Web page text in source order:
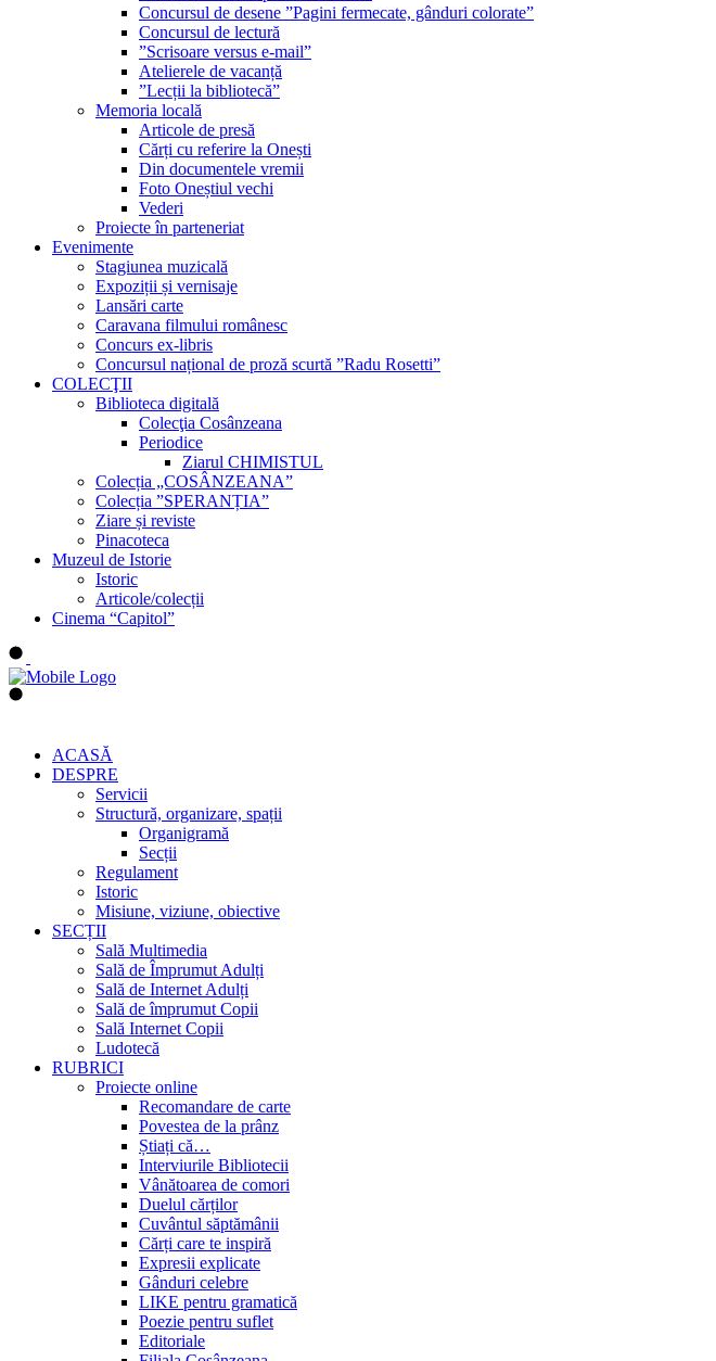
Concursul de desene ”Pagini fermecate, gânduri colorate”
Concursul de lectură
”Scrisoare versus e-mail”
Atelierele de vacanță
”Lecții la bibliotecă”
Memoria locală
Articole de presă
Cărți cu referire la Onești
Din documentele vremii
Foto Oneștiul vechi
Vederi
Proiecte în parteneriat
Evenimente
Stagiunea muzicală
Expoziții și vernisaje
Lansări carte
Caravana filmului românesc
Concurs ex-libris
Concursul național de proză scurtă ”Radu Rosetti”
COLECŢII
Biblioteca digitală
Colecţia Cosânzeana
Periodice
Ziarul CHIMISTUL
Colecția „COSÂNZEANA”
Colecția ”SPERANȚIA”
Ziare și reviste
Pinacoteca
Muzeul de Istorie
Istoric
Articole/colecții
Cinema “Capitol”
ACASĂ
DESPRE
Servicii
Structură, organizare, spații
Organigramă
Secții
Regulament
Istoric
Misiune, viziune, obiective
SECȚII
Sală Multimedia
Sală de Împrumut Adulți
Sală de Internet Adulți
Sală de împrumut Copii
Sală Internet Copii
Ludotecă
RUBRICI
Proiecte online
Recomandare de carte
Povestea de la prânz
Știați că…
Interviurile Bibliotecii
Vânătoarea de comori
Duelul cărților
Cuvântul săptămânii
Cărți care te inspiră
Expresii explicate
Gânduri celebre
LIKE pentru gramatică
Poezie pentru suflet
Editoriale